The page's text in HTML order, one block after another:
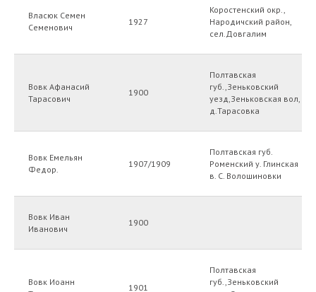
Власюк Семен
Семенович
1927
Коростенский окр.,
Народичский район,
сел.Довгалим
Вовк Афанасий
Тарасович
1900
Полтавская
губ.,Зеньковский
уезд,Зеньковская вол,
д.Тарасовка
Вовк Емельян
Федор.
1907/1909
Полтавская губ.
Роменский у. Глинская
в. С. Волошиновки
Вовк Иван
Иванович
1900
Вовк Иоанн
1901
Полтавская
губ.,Зеньковский